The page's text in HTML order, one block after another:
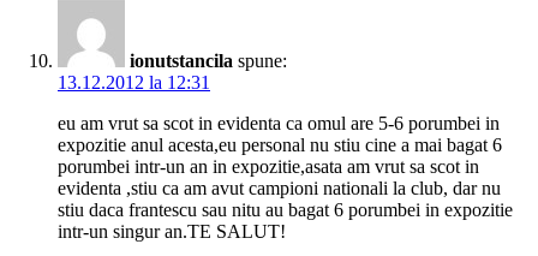
ionutstancila spune:
13.12.2012 la 12:31
eu am vrut sa scot in evidenta ca omul are 5-6 porumbei in
expozitie anul acesta,eu personal nu stiu cine a mai bagat 6
porumbei intr-un an in expozitie,asata am vrut sa scot in
evidenta ,stiu ca am avut campioni nationali la club, dar nu
stiu daca frantescu sau nitu au bagat 6 porumbei in expozitie
intr-un singur an.TE SALUT!